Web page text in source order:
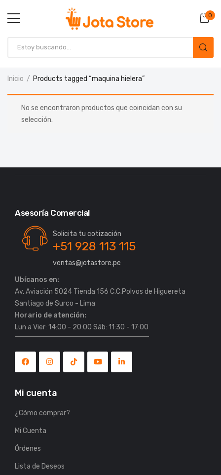
0
Inicio Products tagged “maquina hielera”
No se encontraron productos que coincidan con su
selección.
Asesoría Comercial
Solicita tu cotización
+51 928 113 115
ventas@jotastore.pe
Ubícanos en:
Av. Aviación 5024 Tienda 156 C.C.Polvos de Higuereta
Horario de atención:
Lun a Vier: 14:00 - 20:00 Sáb: 11:30 - 17:00
Mi cuenta
¿Cómo comprar?
Mi Cuenta
Órdenes
Lista de Deseos